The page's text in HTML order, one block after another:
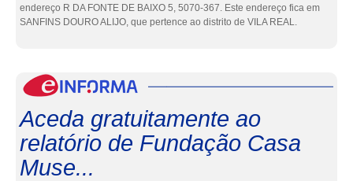
endereço R DA FONTE DE BAIXO 5, 5070-367. Este endereço fica em
SANFINS DOURO ALIJO, que pertence ao distrito de VILA REAL.
Aceda gratuitamente ao
relatório de Fundação Casa
Muse...